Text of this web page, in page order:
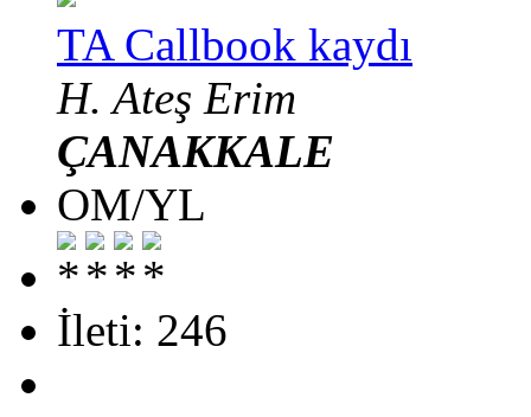
TA Callbook kaydı
H. Ateş Erim
ÇANAKKALE
OM/YL
İleti: 246